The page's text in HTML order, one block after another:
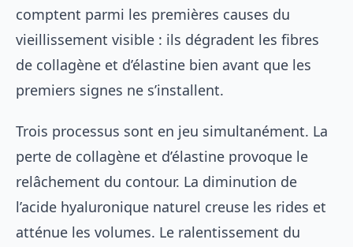
comptent parmi les premières causes du
vieillissement visible : ils dégradent les fibres
de collagène et d’élastine bien avant que les
premiers signes ne s’installent.
Trois processus sont en jeu simultanément. La
perte de collagène et d’élastine provoque le
relâchement du contour. La diminution de
l’acide hyaluronique naturel creuse les rides et
atténue les volumes. Le ralentissement du